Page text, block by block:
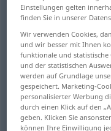
Übersicht aller
(Für mehr Details die
verschlucken
an sich bringen,
gewinnen,
Einstellungen gelten
finden Sie in unserer
Wir verwenden Cookies,
und wir besser mit Ihnen
funktionale und statistische
und der statistischen
werden auf Grundlage
gespeichert. Marketing-
personalisierter Werbung
durch einen Klick auf den
geben. Klicken Sie
können Ihre Einwilligung